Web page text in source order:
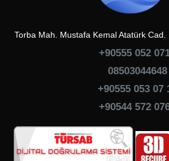
Torba Mah. Mustafa Kemal Atatürk
+90555 052
08503044648
+90555 053 07
+90544 572